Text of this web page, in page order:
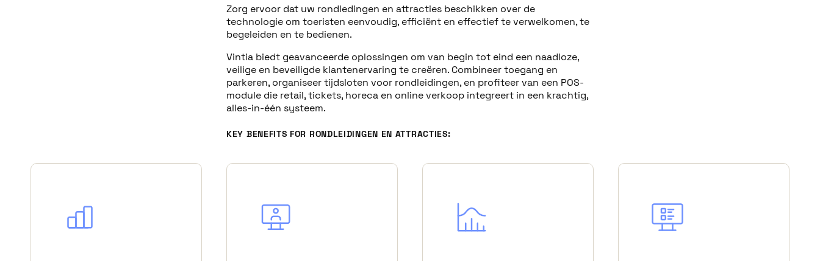
Zorg ervoor dat uw rondledingen en attracties beschikken over de
technologie om toeristen eenvoudig, efficiënt en effectief te verwelkomen, te
begeleiden en te bedienen.
Vintia biedt geavanceerde oplossingen om van begin tot eind een ​​naadloze,
veilige en beveiligde klantenervaring te creëren. Combineer toegang en
parkeren, organiseer tijdsloten voor rondleidingen, en profiteer van een POS-
module die retail, tickets, horeca en online verkoop integreert in een krachtig,
alles-in-één systeem.
KEY BENEFITS FOR RONDLEIDINGEN EN ATTRACTIES: